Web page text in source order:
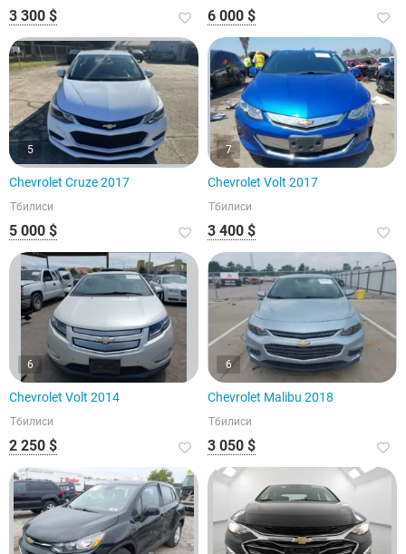
3 300 $ 6 000 $
5
Chevrolet Cruze 2017
Тбилиси
5 000 $
7
Chevrolet Volt 2017
Тбилиси
3 400 $
6
Chevrolet Volt 2014
Тбилиси
2 250 $
6
Chevrolet Malibu 2018
Тбилиси
3 050 $